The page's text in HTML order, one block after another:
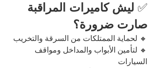
✅ ليش كاميرات المراقبة
صارت ضرورة؟
🔸 لحماية الممتلكات من السرقة والتخريب
🔸 لتأمين الأبواب والمداخل ومواقف
السيارات